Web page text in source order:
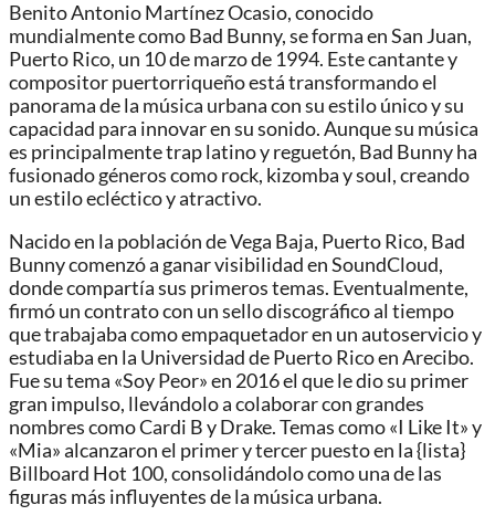
Benito Antonio Martínez Ocasio, conocido
mundialmente como Bad Bunny, se forma en San Juan,
Puerto Rico, un 10 de marzo de 1994. Este cantante y
compositor puertorriqueño está transformando el
panorama de la música urbana con su estilo único y su
capacidad para innovar en su sonido. Aunque su música
es principalmente trap latino y reguetón, Bad Bunny ha
fusionado géneros como rock, kizomba y soul, creando
un estilo ecléctico y atractivo.
Nacido en la población de Vega Baja, Puerto Rico, Bad
Bunny comenzó a ganar visibilidad en SoundCloud,
donde compartía sus primeros temas. Eventualmente,
firmó un contrato con un sello discográfico al tiempo
que trabajaba como empaquetador en un autoservicio y
estudiaba en la Universidad de Puerto Rico en Arecibo.
Fue su tema «Soy Peor» en 2016 el que le dio su primer
gran impulso, llevándolo a colaborar con grandes
nombres como Cardi B y Drake. Temas como «I Like It» y
«Mia» alcanzaron el primer y tercer puesto en la {lista}
Billboard Hot 100, consolidándolo como una de las
figuras más influyentes de la música urbana.